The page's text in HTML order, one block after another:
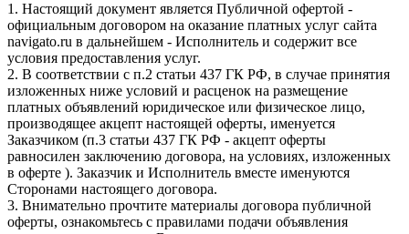
1. Настоящий документ является Публичной офертой -
официальным договором на оказание платных услуг сайта
navigato.ru в дальнейшем - Исполнитель и содержит все
условия предоставления услуг.
2. В соответствии с п.2 статьи 437 ГК РФ, в случае принятия
изложенных ниже условий и расценок на размещение
платных объявлений юридическое или физическое лицо,
производящее акцепт настоящей оферты, именуется
Заказчиком (п.3 статьи 437 ГК РФ - акцепт оферты
равносилен заключению договора, на условиях, изложенных
в оферте ). Заказчик и Исполнитель вместе именуются
Сторонами настоящего договора.
3. Внимательно прочтите материалы договора публичной
оферты, ознакомьтесь с правилами подачи объявления